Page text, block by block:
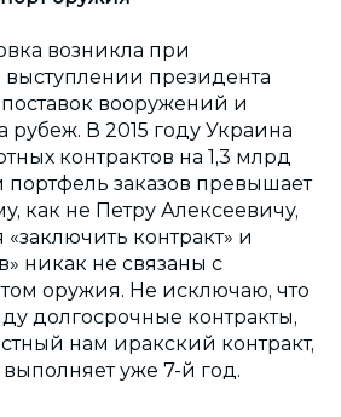
возникла при
президента
вооружений и
рубеж. В 2015 году Украина
контрактов на 1,3 млрд
портфель заказов превышает
как не Петру Алексеевичу,
«заключить контракт» и
никак не связаны с
оружия. Не исключаю, что
долгосрочные контракты,
нам иракский контракт,
уже 7-й год.